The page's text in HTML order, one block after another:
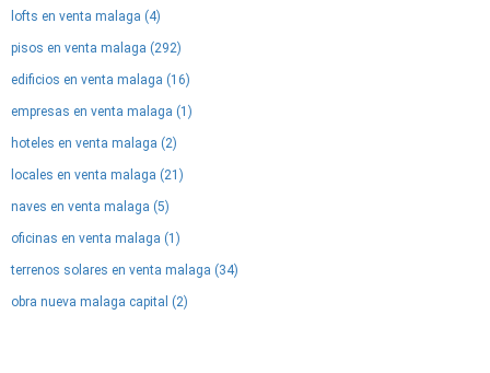
lofts en venta malaga (4)
pisos en venta malaga (292)
edificios en venta malaga (16)
empresas en venta malaga (1)
hoteles en venta malaga (2)
locales en venta malaga (21)
naves en venta malaga (5)
oficinas en venta malaga (1)
terrenos solares en venta malaga (34)
obra nueva malaga capital (2)